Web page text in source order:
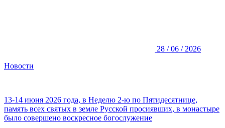
28 / 06 / 2026
Новости
13-14 июня 2026 года, в Неделю 2-ю по Пятидесятнице,
память всех святых в земле Русской просиявших, в монастыре
было совершено воскресное богослужение